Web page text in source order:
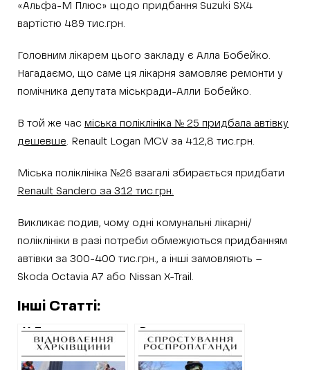
«Альфа-М Плюс» щодо придбання Suzuki SX4
вартістю 489 тис.грн.
Головним лікарем цього закладу є Алла Бобейко.
Нагадаємо, що саме ця лікарня замовляє ремонти у
помічника депутата міськради-Алли Бобейко.
В той же час міська поліклініка № 25 придбала автівку
дешевше. Renault Logan MCV за 412,8 тис.грн.
Міська поліклініка №26 взагалі збирається придбати
Renault Sandero за 312 тис.грн.
Викликає подив, чому одні комунальні лікарні/
поліклініки в разі потреби обмежуються придбанням
автівки за 300-400 тис.грн., а інші замовляють –
Skoda Octavia A7 або Nissan X-Trail.
Інші Статті:
У Дергачах та
Слатиному
повторно
Роспропаганда
масово створює
фейки про